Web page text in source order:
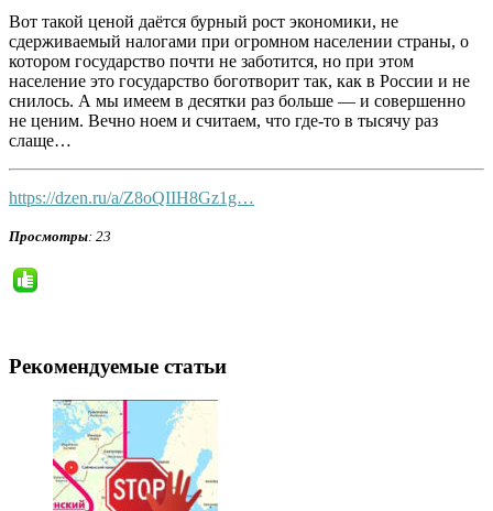
Вот такой ценой даётся бурный рост экономики, не
сдерживаемый налогами при огромном населении страны, о
котором государство почти не заботится, но при этом
население это государство боготворит так, как в России и не
снилось. А мы имеем в десятки раз больше — и совершенно
не ценим. Вечно ноем и считаем, что где-то в тысячу раз
слаще…
https://dzen.ru/a/Z8oQIIH8Gz1g…
Просмотры: 23
Рекомендуемые статьи